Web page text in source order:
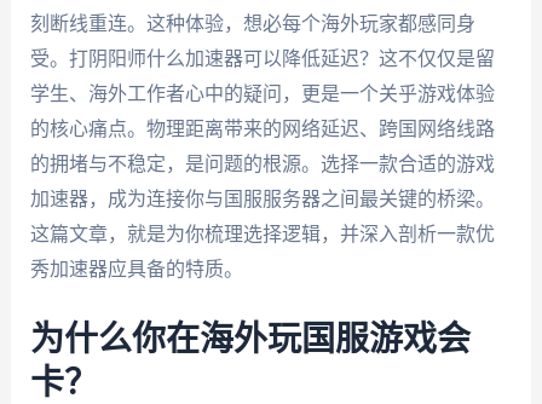
刻断线重连。这种体验，想必每个海外玩家都感同身
受。打阴阳师什么加速器可以降低延迟？这不仅仅是留
学生、海外工作者心中的疑问，更是一个关乎游戏体验
的核心痛点。物理距离带来的网络延迟、跨国网络线路
的拥堵与不稳定，是问题的根源。选择一款合适的游戏
加速器，成为连接你与国服服务器之间最关键的桥梁。
这篇文章，就是为你梳理选择逻辑，并深入剖析一款优
秀加速器应具备的特质。
为什么你在海外玩国服游戏会
卡？